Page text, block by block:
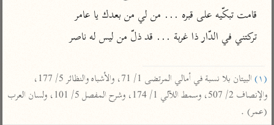
Type 1 or more
characters for results.
أمّهات
تفسير الطبري
تفسير ابن كثير
تفسير البغوي
فتح البيان للقنوجي
فتح القدير للشوكاني
معاصرة
المختصر في
تفسير السعدي
أيسر التفاسير
قامت تبكّيه على قبره ... من لي من بعدك يا عامر
تركتني في الدّار ذا غربة ... قد ذلّ من ليس له ناصر
(١)
(عمر) .